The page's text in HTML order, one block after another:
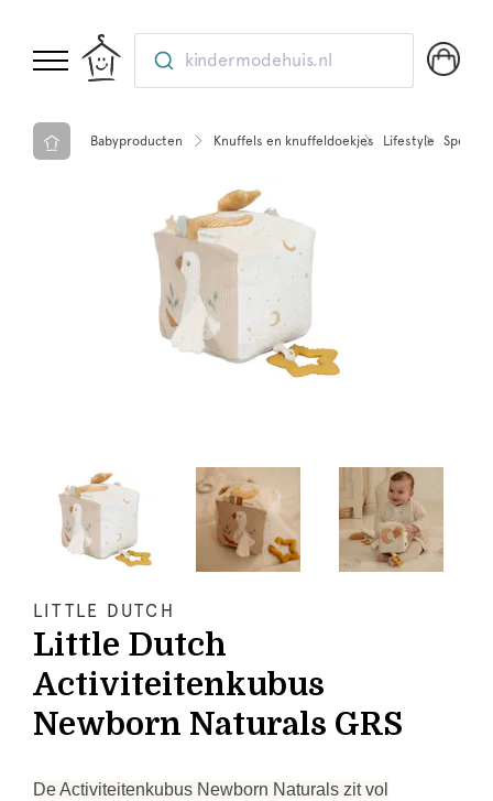
kindermodehuis.nl
Babyproducten Knuffels en knuffeldoekjes Lifestyle
LITTLE DUTCH
Little Dutch
Activiteitenkubus
Newborn Naturals GRS
De Activiteitenkubus Newborn Naturals zit vol